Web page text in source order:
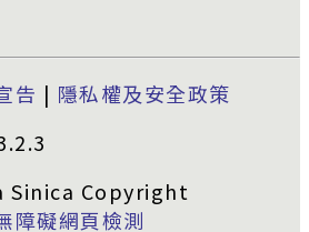
告 | 隱私權及安全政策
Sinica Copyright